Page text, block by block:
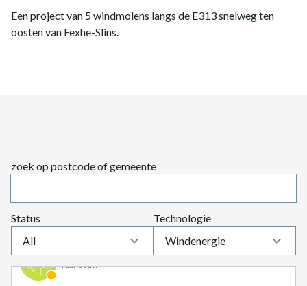
Een project van 5 windmolens langs de E313 snelweg ten
oosten van Fexhe-Slins.
zoek op postcode of gemeente
Status
keyboard_arrow_down
Technologie
Windenergie
keyboard_arrow_down
Gent Haven – Skaldenpark
In aanbouw